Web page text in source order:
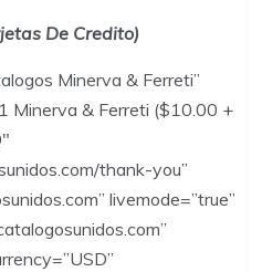
De Credito)
Minerva & Ferreti”
Minerva & Ferreti ($10.00 +
thank-you”
livemode=”true”